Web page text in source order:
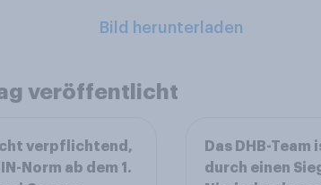
Bild herunterladen
veröffentlicht
verpflichtend,
Norm ab dem 1.
Das DHB-
durch einen